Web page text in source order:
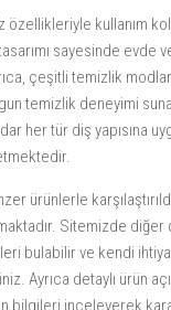
kullanım
sayesinde evde
çeşitli temizlik
temizlik deneyimi
her tür diş yapısına
ürünlerle
Sitemizde diğer
bulabilir ve kendi
Ayrıca detaylı ürün
bilgileri inceleyerek